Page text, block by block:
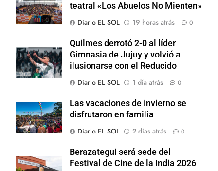
teatral «Los Abuelos No Mienten»
Diario EL SOL
19 horas atrás 0
Quilmes derrotó 2-0 al líder
Gimnasia de Jujuy y volvió a
ilusionarse con el Reducido
Diario EL SOL
1 día atrás 0
Las vacaciones de invierno se
disfrutaron en familia
Diario EL SOL
2 días atrás 0
Berazategui será sede del
Festival de Cine de la India 2026